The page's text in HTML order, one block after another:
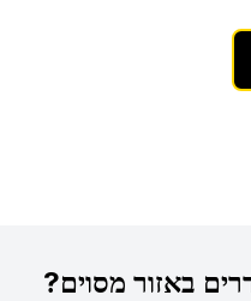
באזור מסוים?